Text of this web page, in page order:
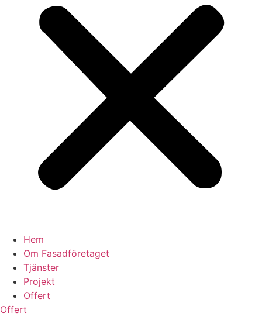
Hem
Om Fasadföretaget
Tjänster
Projekt
Offert
Offert